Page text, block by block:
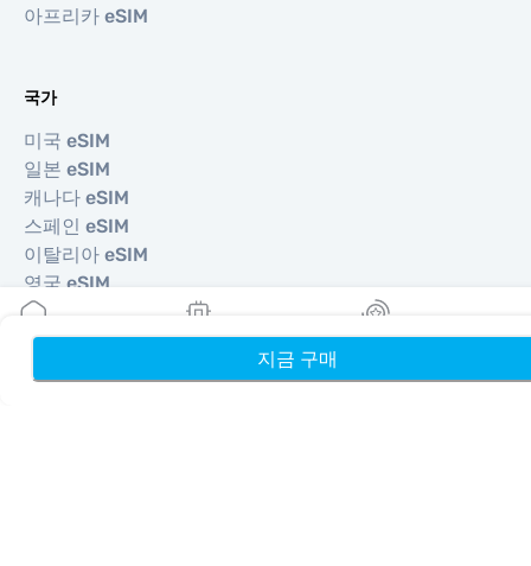
지금 구매
아프리카 eSIM
국가
미국 eSIM
일본 eSIM
캐나다 eSIM
스페인 eSIM
이탈리아 eSIM
영국 eSIM
아랍에미리트 eSIM
싱가포르 eSIM